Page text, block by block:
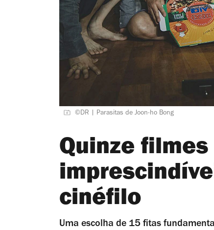
©DR | Parasitas de Joon-ho Bong
Quinze
cinéfilo
Uma escolha de 15 fitas